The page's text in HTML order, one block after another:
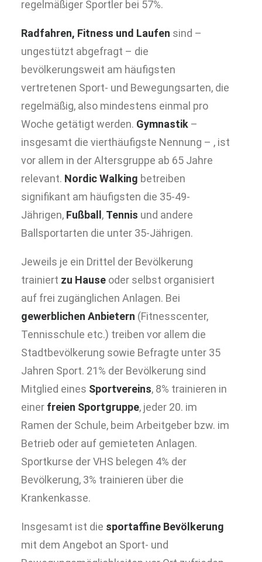
regelmäßiger Sportler bei 57%.
Radfahren, Fitness und Laufen sind –
ungestützt abgefragt – die
bevölkerungsweit am häufigsten
vertretenen Sport- und Bewegungsarten, die
regelmäßig, also mindestens einmal pro
Woche getätigt werden. Gymnastik –
insgesamt die vierthäufigste Nennung – , ist
vor allem in der Altersgruppe ab 65 Jahre
relevant. Nordic Walking betreiben
signifikant am häufigsten die 35-49-
Jährigen, Fußball , Tennis und andere
Ballsportarten die unter 35-Jährigen.
Jeweils je ein Drittel der Bevölkerung
trainiert zu Hause oder selbst organisiert
auf frei zugänglichen Anlagen. Bei
gewerblichen Anbietern (Fitnesscenter,
Tennisschule etc.) treiben vor allem die
Stadtbevölkerung sowie Befragte unter 35
Jahren Sport. 21% der Bevölkerung sind
Mitglied eines Sportvereins, 8% trainieren in
einer freien Sportgruppe, jeder 20. im
Ramen der Schule, beim Arbeitgeber bzw. im
Betrieb oder auf gemieteten Anlagen.
Sportkurse der VHS belegen 4% der
Bevölkerung, 3% trainieren über die
Krankenkasse.
Insgesamt ist die sportaffine Bevölkerung
mit dem Angebot an Sport- und